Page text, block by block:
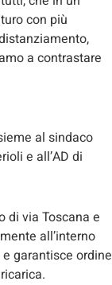
con più
a contrastare
al sindaco
e all’AD di
di via Toscana e
all’interno
garantisce ordine